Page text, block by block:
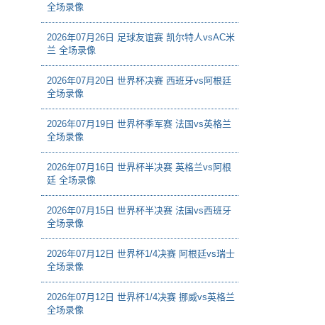
全场录像
2026年07月26日 足球友谊赛 凯尔特人vsAC米
兰 全场录像
2026年07月20日 世界杯决赛 西班牙vs阿根廷
全场录像
2026年07月19日 世界杯季军赛 法国vs英格兰
全场录像
2026年07月16日 世界杯半决赛 英格兰vs阿根
廷 全场录像
2026年07月15日 世界杯半决赛 法国vs西班牙
全场录像
2026年07月12日 世界杯1/4决赛 阿根廷vs瑞士
全场录像
2026年07月12日 世界杯1/4决赛 挪威vs英格兰
全场录像